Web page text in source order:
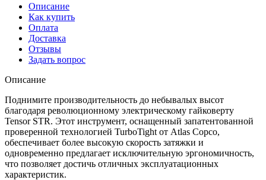
Описание
Как купить
Оплата
Доставка
Отзывы
Задать вопрос
Описание
Поднимите производительность до небывалых высот
благодаря революционному электрическому гайковерту
Tensor STR. Этот инструмент, оснащенный запатентованной
проверенной технологией TurboTight от Atlas Copco,
обеспечивает более высокую скорость затяжки и
одновременно предлагает исключительную эргономичность,
что позволяет достичь отличных эксплуатационных
характеристик.